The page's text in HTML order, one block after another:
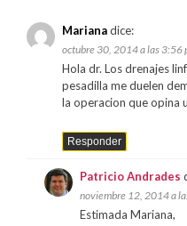
Marianadice:
octubre 30, 2014 a las 3:56
Hola dr. Los drenajes
pesadilla me duelen
la operacion que opina
Responder
Patricio Andrades
noviembre 12, 2014 a
Estimada Mariana,